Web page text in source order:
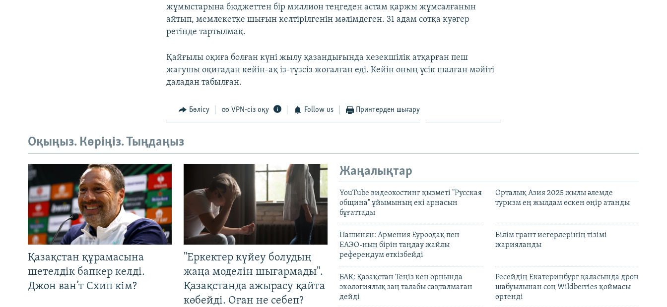
жұмыстарына бюджеттен бір миллион теңгеден астам қаржы жұмсалғанын
айтып, мемлекетке шығын келтірілгенін мәлімдеген. 31 адам сотқа куәгер
ретінде тартылмақ.
Қайғылы оқиға болған күні жылу қазандығында кезекшілік атқарған пеш
жағушы оқиғадан кейін-ақ із-түзсіз жоғалған еді. Кейін оның үсік шалған мәйіті
даладан табылған.
Бөлісу VPN-сіз оқу Follow us Принтерден шығару
Оқыңыз. Көріңіз. Тыңдаңыз
Қазақстан құрамасына
шетелдік бапкер келді.
Джон ван’т Схип кім?
"Еркектер күйеу болудың
жаңа моделін шығармады".
Қазақстанда ажырасу қайта
көбейді. Оған не себеп?
Жаңалықтар
YouTube видеохостинг қызметі "Русская
община" ұйымының екі арнасын
бұғаттады
Орталық Азия 2025 жылы әлемде
туризм ең жылдам өскен өңір атанды
Пашинян: Армения Еуроодақ пен
ЕАЭО-ның бірін таңдау жайлы
референдум өткізбейді
Білім грант иегерлерінің тізімі
жарияланды
БАҚ: Қазақстан Теңіз кен орнында
экологиялық заң талабы сақталмаған
дейді
Ресейдің Екатеринбург қаласында дрон
шабуылынан соң Wildberries қоймасы
өртенді